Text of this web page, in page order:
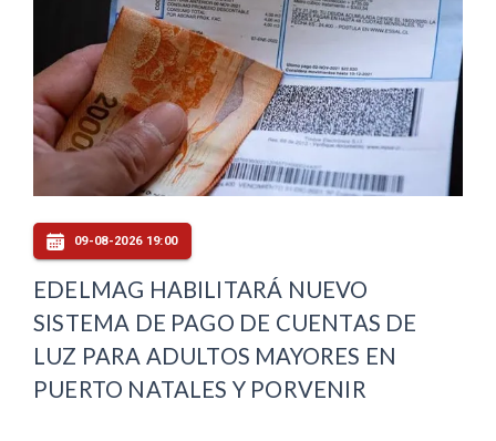
09-08-2026 19:00
EDELMAG HABILITARÁ NUEVO
SISTEMA DE PAGO DE CUENTAS DE
LUZ PARA ADULTOS MAYORES EN
PUERTO NATALES Y PORVENIR